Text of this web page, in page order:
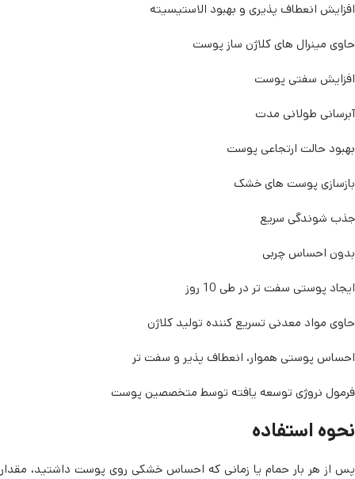
افزایش انعطاف پذیری و بهبود الاستیسیته
حاوی مینرال های کلاژن ساز پوست
افزایش سفتی پوست
آبرسانی طولانی مدت
بهبود حالت ارتجاعی پوست
بازسازی پوست های خشک
جذب شوندگی سریع
بدون احساس چربی
ایجاد پوستی سفت تر در طی 10 روز
حاوی مواد معدنی تسریع کننده تولید کلاژن
احساس پوستی هموار، انعطاف پذیر و سفت تر
فرمول نروژی توسعه یافته توسط متخصصین پوست
نحوه استفاده
پس از هر بار حمام یا زمانی که احساس خشکی روی پوست داشتید، مقدار